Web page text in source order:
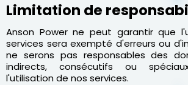
Limitation de
Anson Power ne peut garantir que
services sera exempté d'erreurs ou
ne serons pas responsables des
indirects, consécutifs ou
l'utilisation de nos services.